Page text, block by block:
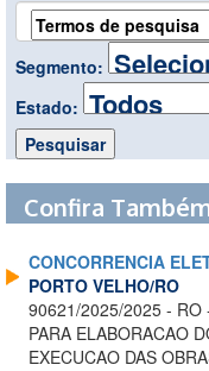
Segmento:
Estado:
Confira
CONCORRENCIA
PORTO VELHO/RO
90621/2025/2025 - RO
PARA ELABORACAO
EXECUCAO DAS